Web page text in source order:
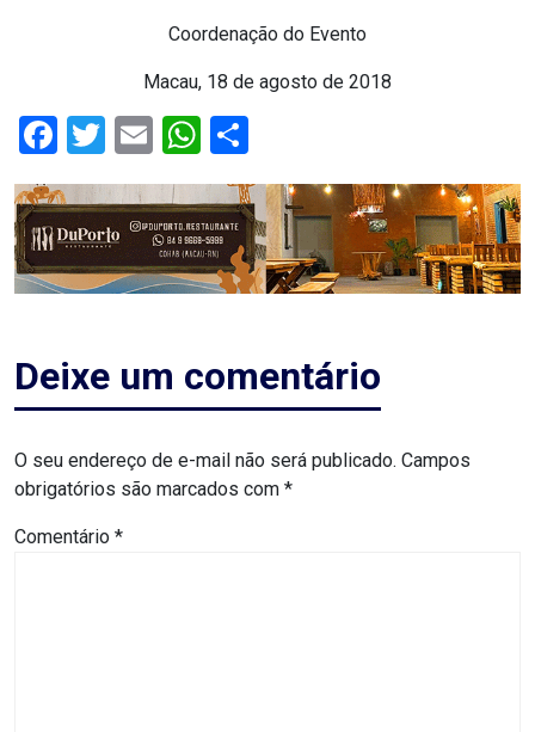
BASTIDORES
BRASIL
CÂMARA
DE
GUAMARÉ
CÂMARA
DE
MACAU
Coordenação do Evento
Macau, 18 de agosto de 2018
Facebook
Twitter
EmailWhatsApp
Deixe um comentário
O seu endereço de e-mail não será publicado. Campos
obrigatórios são marcados com *
Comentário *